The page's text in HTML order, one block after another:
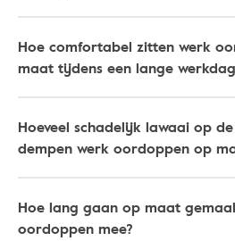
Hoe comfortabel zitten werk
maat tijdens een lange
Hoeveel schadelijk lawaai op
dempen werk oordoppen op
Hoe lang gaan op maat
oordoppen mee?